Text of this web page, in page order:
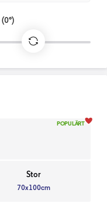
(0°)
POPULÄRT
Stor
70x100cm